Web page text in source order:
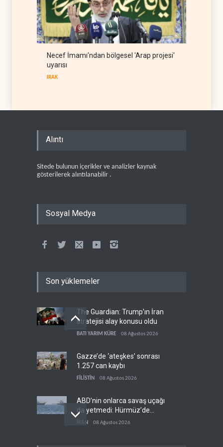
Necef İmamı'ndan bölgesel 'Arap projesi'
uyarısı
IRAK
Alıntı
Sitede bulunun içerikler ve analizler kaynak
gösterilerek alıntılanabilir .
Sosyal Medya
Son yüklemeler
The Guardian: Trump’ın İran
stratejisi alay konusu oldu
BATI YARIM KÜRE 08 Ağustos 2026
Gazze’de ‘ateşkes’ sonrası
1.257 can kaybı
FİLİSTİN 08 Ağustos 2026
ABD’nin onlarca savaş uçağı
da yetmedi: Hürmüz’de
gemi vuruldu
İRAN 08 Ağustos 2026